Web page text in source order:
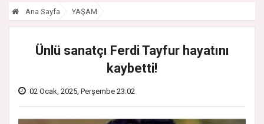
Ana Sayfa YAŞAM
Ünlü sanatçı Ferdi Tayfur hayatını
kaybetti!
02 Ocak, 2025, Perşembe 23:02